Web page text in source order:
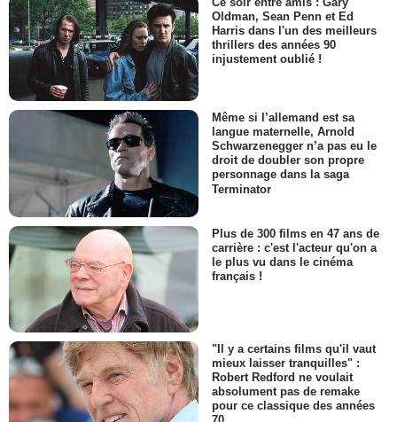
Oldman, Sean Penn et Ed
Harris dans l'un des meilleurs
thrillers des années 90
injustement oublié !
Même si l’allemand est sa
langue maternelle, Arnold
Schwarzenegger n’a pas eu le
droit de doubler son propre
personnage dans la saga
Terminator
Plus de 300 films en 47 ans de
carrière : c'est l'acteur qu'on a
le plus vu dans le cinéma
français !
"Il y a certains films qu'il vaut
mieux laisser tranquilles" :
Robert Redford ne voulait
absolument pas de remake
pour ce classique des années